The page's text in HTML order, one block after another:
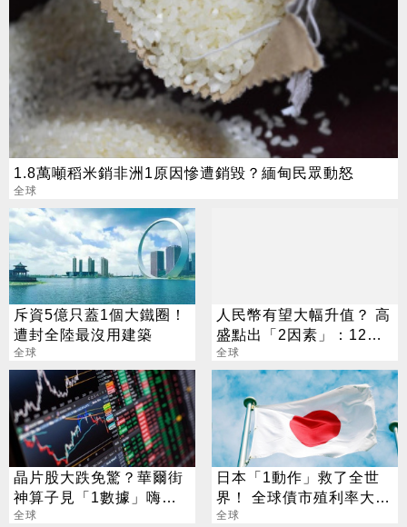
1.8萬噸稻米銷非洲1原因慘遭銷毀？緬甸民眾動怒
全球
斥資5億只蓋1個大鐵圈！
遭封全陸最沒用建築
全球
人民幣有望大幅升值？ 高
盛點出「2因素」：12個
月內升至6.7
全球
晶片股大跌免驚？華爾街
神算子見「1數據」嗨
喊：絕佳買點來了
全球
日本「1動作」救了全世
界！ 全球債市殖利率大跌
緩解拋售疑慮
全球